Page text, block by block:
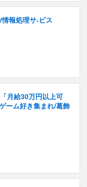
情報処理サ-ビス
月給30万円以上可
ーム好き集まれ/葛飾